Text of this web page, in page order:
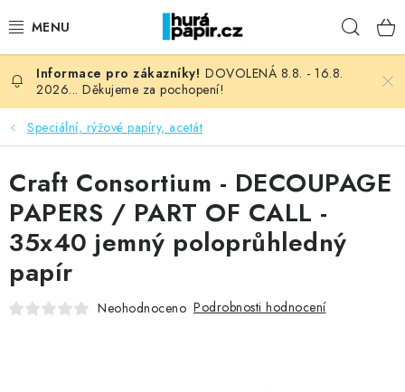
na
NOVINKY
HURÁ DÍLNA
VŠECHNO ZBOŽÍ
KNIHAŘSKÝ MATERIÁL
KURZY NATY LYSAK
OBLÍBENÉ ♥️
DOVOLENÁ 8.8. - 16.8.
2026... Děkujeme za pochopení!
Speciální, rýžové papíry, acetát
Craft Consortium - DECOUPAGE
PAPERS / PART OF CALL -
35x40 jemný poloprůhledný
papír
Neohodnoceno Podrobnosti hodnocení